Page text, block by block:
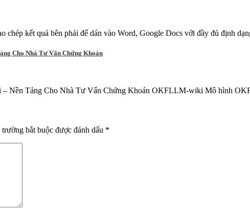
chép kết quả bên phải để dán vào Word, Google Docs với đầy đủ định
Cho Nhà Tư Vấn Chứng Khoán
Tảng Cho Nhà Tư Vấn Chứng Khoán OKFLLM-wiki Mô hình
trường bắt buộc được đánh dấu *